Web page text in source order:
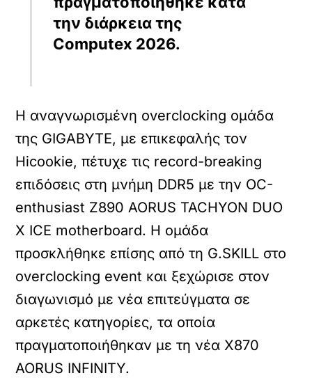
την διάρκεια της
Computex 2026.
Η αναγνωρισμένη overclocking ομάδα
της GIGABYTE, με επικεφαλής τον
Hicookie, πέτυχε τις record-breaking
επιδόσεις στη μνήμη DDR5 με την OC-
enthusiast Z890 AORUS TACHYON DUO
X ICE motherboard. Η ομάδα
προσκλήθηκε επίσης από τη G.SKILL στο
overclocking event και ξεχώρισε στον
διαγωνισμό με νέα επιτεύγματα σε
αρκετές κατηγορίες, τα οποία
πραγματοποιήθηκαν με τη νέα X870
AORUS INFINITY.